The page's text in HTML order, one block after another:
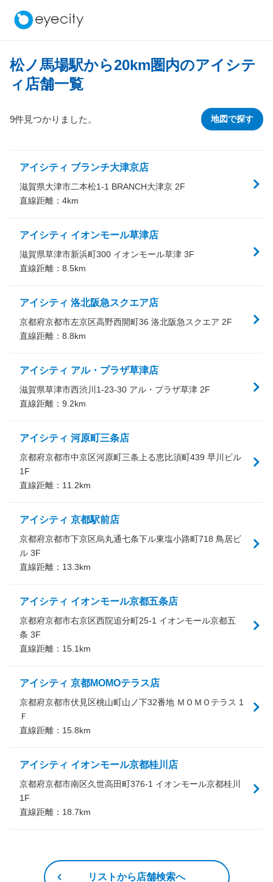
松ノ馬場駅から20km圏内のアイシテ
ィ店舗一覧
地図で探す
9件見つかりました。
アイシティ ブランチ大津京店
滋賀県大津市二本松1-1 BRANCH大津京 2F
直線距離： 4km
アイシティ イオンモール草津店
滋賀県草津市新浜町300 イオンモール草津 3F
直線距離： 8.5km
アイシティ 洛北阪急スクエア店
京都府京都市左京区高野西開町36 洛北阪急スクエア 2F
直線距離： 8.8km
アイシティ アル・プラザ草津店
滋賀県草津市西渋川1-23-30 アル・プラザ草津 2F
直線距離： 9.2km
アイシティ 河原町三条店
京都府京都市中京区河原町三条上る恵比須町439 早川ビル
1F
直線距離： 11.2km
アイシティ 京都駅前店
京都府京都市下京区烏丸通七条下ル東塩小路町718 鳥居ビ
ル 3F
直線距離： 13.3km
アイシティ イオンモール京都五条店
京都府京都市右京区西院追分町25-1 イオンモール京都五
条 3F
直線距離： 15.1 km
アイシティ 京都MOMOテラス店
京都府京都市伏見区桃山町山ノ下32番地 ＭＯＭＯテラス 1
Ｆ
直線距離： 15.8km
アイシティ イオンモール京都桂川店
京都府京都市南区久世高田町376-1 イオンモール京都桂川
1F
直線距離： 18.7km
リストから店舗検索へ